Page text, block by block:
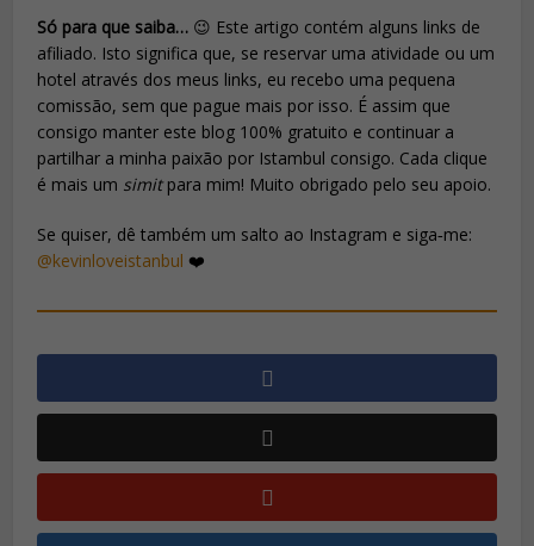
Só para que saiba… 😉 Este artigo contém alguns links de
afiliado. Isto significa que, se reservar uma atividade ou um
hotel através dos meus links, eu recebo uma pequena
comissão, sem que pague mais por isso. É assim que
consigo manter este blog 100% gratuito e continuar a
partilhar a minha paixão por Istambul consigo. Cada clique
é mais um simitpara mim! Muito obrigado pelo seu apoio.
Se quiser, dê também um salto ao Instagram e siga‑me:
@kevinloveistanbul ❤️